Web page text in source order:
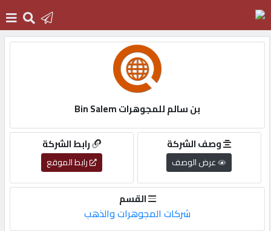
التسجيل
English
بن سالم للمجوهرات Bin Salem
رابط الشركة
رابط الموقع
وصف الشركة
عرض الوصف
القسم
شركات المجوهرات والذهب